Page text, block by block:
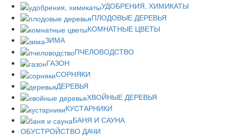
УДОБРЕНИЯ, ХИМИКАТЫ
ПЛОДОВЫЕ ДЕРЕВЬЯ
КОМНАТНЫЕ ЦВЕТЫ
ЗИМА
ПЧЕЛОВОДСТВО
ГАЗОН
СОРНЯКИ
ДЕРЕВЬЯ
ХВОЙНЫЕ ДЕРЕВЬЯ
КУСТАРНИКИ
БАНЯ И САУНА
ОБУСТРОЙСТВО ДАЧИ